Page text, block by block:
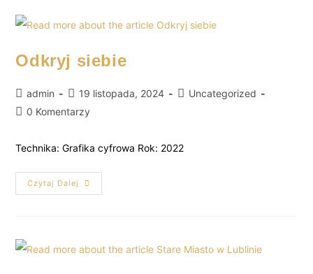
Odkryj siebie
admin 19 listopada, 2024
Uncategorized
0 Komentarzy
Technika: Grafika cyfrowa Rok: 2022
Czytaj Dalej